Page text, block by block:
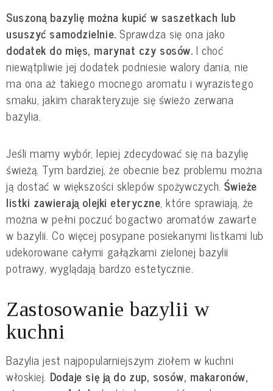
Suszoną bazylię można kupić w saszetkach lub
ususzyć samodzielnie.
dodatek do mięs, marynat czy sosów. I choć
niewątpliwie jej dodatek podniesie walory dania, nie
ma ona aż takiego mocnego aromatu i wyrazistego
smaku, jakim charakteryzuje się świeżo zerwana
bazylia.
Jeśli mamy wybór, lepiej zdecydować się na bazylię
świeżą. Tym bardziej, że obecnie bez problemu można
ją dostać w większości sklepów spożywczych. Świeże
listki zawierają olejki eteryczne, które sprawiają, że
można w pełni poczuć bogactwo aromatów zawarte
w bazylii. Co więcej posypane posiekanymi listkami lub
udekorowane całymi gałązkami zielonej bazylii
potrawy, wyglądają bardzo estetycznie.
Zastosowanie bazylii w
kuchni
Bazylia jest najpopularniejszym ziołem w kuchni
włoskiej. Dodaje się ją do zup, sosów, makaronów,